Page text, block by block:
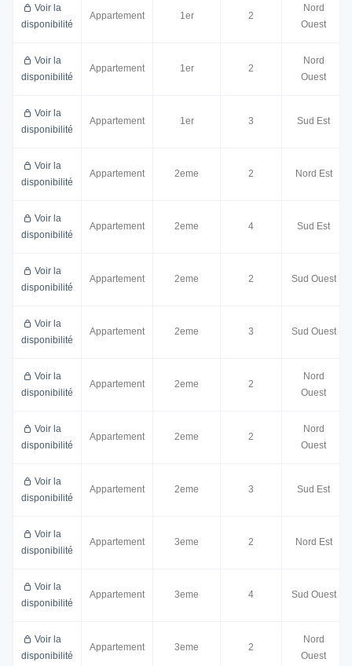
Voir la
disponibilité
Appartement 1er 2
Nord
Ouest
Voir la
disponibilité
Appartement 1er 2
Nord
Ouest
Voir la
disponibilité
Appartement 1er 3 Sud Est
Voir la
disponibilité
Appartement 2eme 2 Nord Est
Voir la
disponibilité
Appartement 2eme 4 Sud Est
Voir la
disponibilité
Appartement 2eme 2 Sud Ouest
Voir la
disponibilité
Appartement 2eme 3 Sud Ouest
Voir la
disponibilité
Appartement 2eme 2
Nord
Ouest
Voir la
disponibilité
Appartement 2eme 2
Nord
Ouest
Voir la
disponibilité
Appartement 2eme 3 Sud Est
Voir la
disponibilité
Appartement 3eme 2 Nord Est
Voir la
disponibilité
Appartement 3eme 4 Sud Ouest
Voir la
disponibilité
Appartement 3eme 2
Nord
Ouest